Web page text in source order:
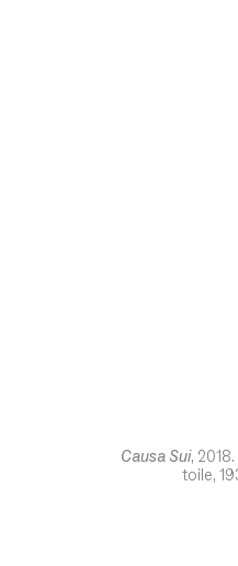
Causa Sui,
toile,